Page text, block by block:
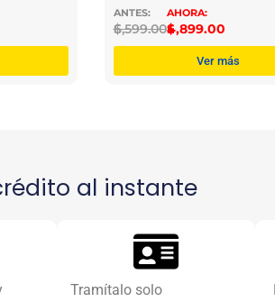
$
6,599.00$
4,899.00
Ver más
al instante
Tramítalo solo